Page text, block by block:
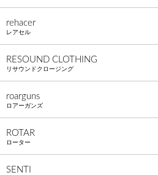
rehacer
レアセル
RESOUND CLOTHING
リサウンドクロージング
roarguns
ロアーガンズ
ROTAR
ローター
SENTI